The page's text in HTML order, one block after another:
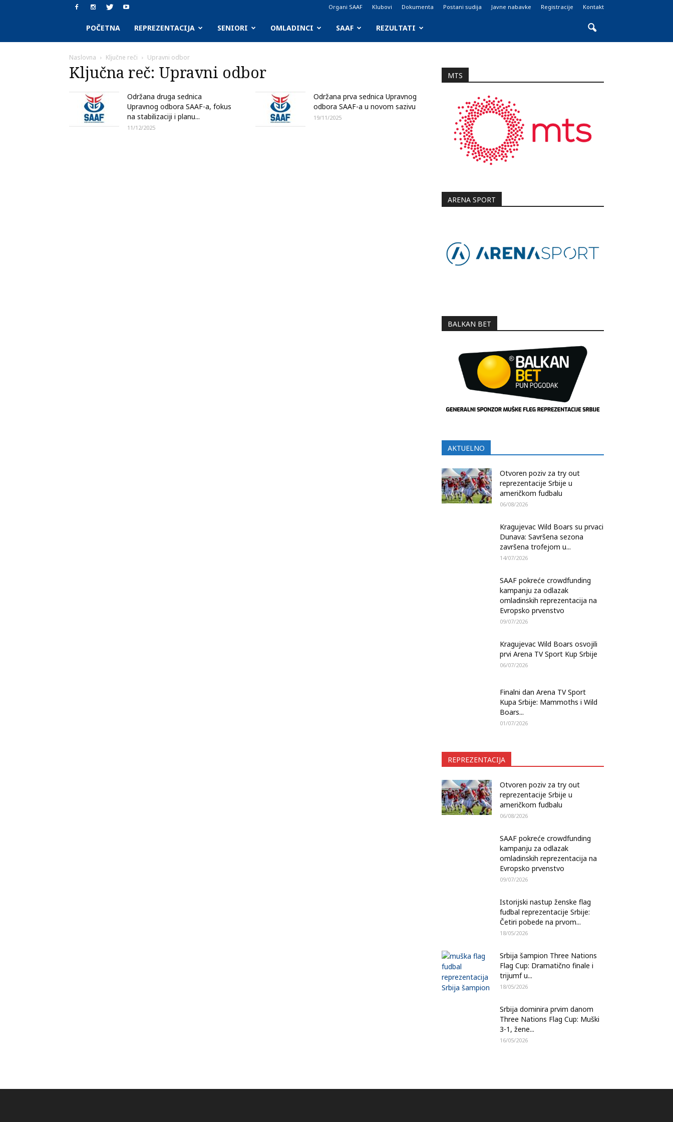
Organi SAAF Klubovi Dokumenta Postani sudija Javne nabavke Registracije Kontakt
SAAF.rs
POČETNA REPREZENTACIJA SENIORI OMLADINCI SAAF REZULTATI
Naslovna Ključne reči Upravni odbor
Ključna reč: Upravni odbor
Održana druga sednica
Upravnog odbora SAAF-a, fokus
na stabilizaciji i planu...
11/12/2025
Održana prva sednica Upravnog
odbora SAAF-a u novom sazivu
19/11/2025
MTS
ARENA SPORT
BALKAN BET
AKTUELNO
Otvoren poziv za try out
reprezentacije Srbije u
američkom fudbalu
06/08/2026
Kragujevac Wild Boars su prvaci
Dunava: Savršena sezona
završena trofejom u...
14/07/2026
SAAF pokreće crowdfunding
kampanju za odlazak
omladinskih reprezentacija na
Evropsko prvenstvo
09/07/2026
Kragujevac Wild Boars osvojili
prvi Arena TV Sport Kup Srbije
06/07/2026
Finalni dan Arena TV Sport
Kupa Srbije: Mammoths i Wild
Boars...
01/07/2026
REPREZENTACIJA
Otvoren poziv za try out
reprezentacije Srbije u
američkom fudbalu
06/08/2026
SAAF pokreće crowdfunding
kampanju za odlazak
omladinskih reprezentacija na
Evropsko prvenstvo
09/07/2026
Istorijski nastup ženske flag
fudbal reprezentacije Srbije:
Četiri pobede na prvom...
18/05/2026
Srbija šampion Three Nations
Flag Cup: Dramatično finale i
trijumf u...
18/05/2026
Srbija dominira prvim danom
Three Nations Flag Cup: Muški
3-1, žene...
16/05/2026